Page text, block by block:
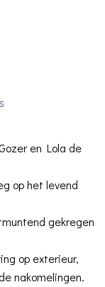
en Lola de
op het levend
gekregen
op exterieur,
nakomelingen.